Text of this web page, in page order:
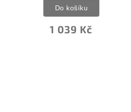
1 039 Kč
Do košíku